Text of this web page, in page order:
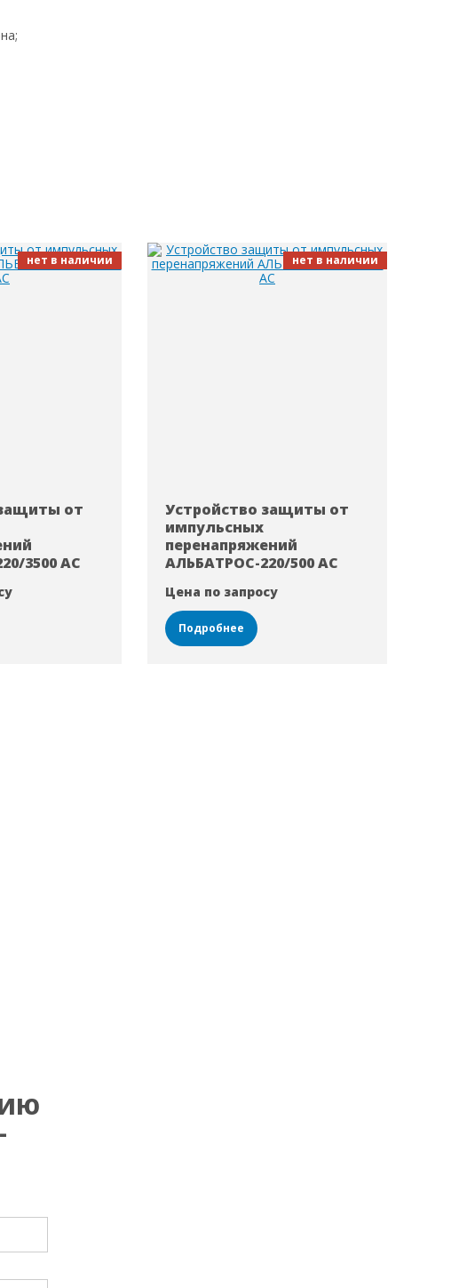
нет в наличии
от
3500 АС
нет в наличии
Устройство защиты от
импульсных
перенапряжений
АЛЬБАТРОС-220/500 AC
Цена по запросу
Подробнее